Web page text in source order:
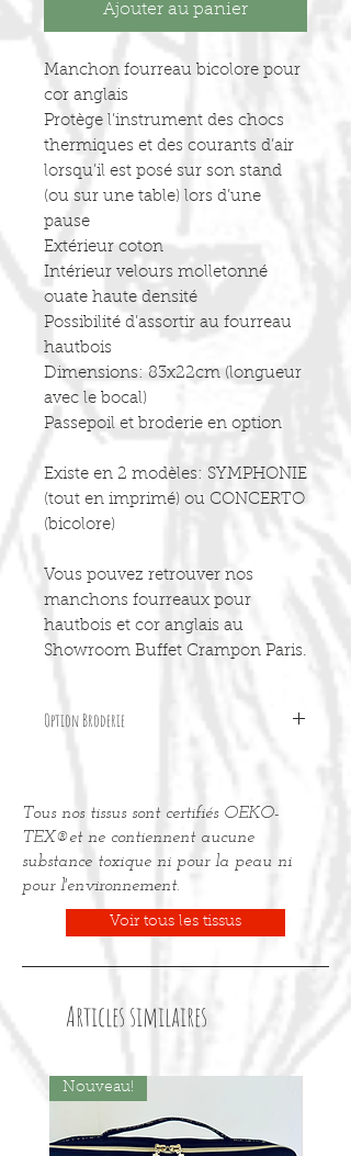
Ajouter au panier
Manchon fourreau bicolore pour
cor anglais
Protège l’instrument des chocs
thermiques et des courants d’air
lorsqu’il est posé sur son stand
(ou sur une table) lors d’une
pause
Extérieur coton
Intérieur velours molletonné
ouate haute densité
Possibilité d’assortir au fourreau
hautbois
Dimensions: 83x22cm (longueur
avec le bocal)
Passepoil et broderie en option
Existe en 2 modèles: SYMPHONIE
(tout en imprimé) ou CONCERTO
(bicolore)
Vous pouvez retrouver nos
manchons fourreaux pour
hautbois et cor anglais au
Showroom Buffet Crampon Paris.
Option Broderie
commander l'option "Broderie"dans
la page articles.
Tous nos tissus sont certifiés OEKO-
TEX®et ne contiennent aucune
substance toxique ni pour la peau ni
pour l'environnement.
Voir tous les tissus
Articles similaires
Nouveau!